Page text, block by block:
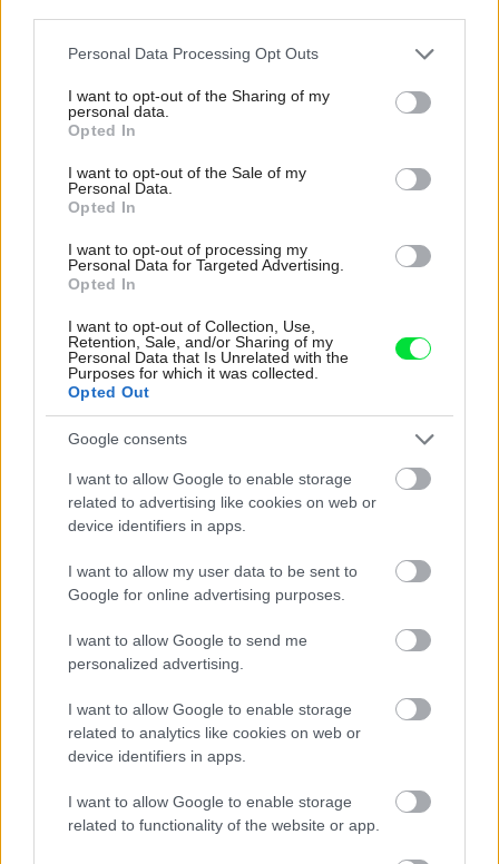
Please note that this website/app uses one or more Google
not limited to your visit or usage behaviour. You may click to
grant or deny consent to Google and its third-party tags to
use your data for below specified purposes in below Google
consent section.
Personal Data Processing Opt Outs
I want to opt-out of the Sharing of my
personal data.
Opted In
I want to opt-out of the Sale of my
Personal Data.
Opted In
I want to opt-out of processing my
Personal Data for Targeted Advertising.
Opted In
I want to opt-out of Collection, Use,
Retention, Sale, and/or Sharing of my
Personal Data that Is Unrelated with the
Purposes for which it was collected.
Opted Out
Google consents
I want to allow Google to enable storage
related to advertising like cookies on web or
device identifiers in apps.
I want to allow my user data to be sent to
Google for online advertising purposes.
I want to allow Google to send me
personalized advertising.
I want to allow Google to enable storage
related to analytics like cookies on web or
device identifiers in apps.
I want to allow Google to enable storage
related to functionality of the website or app.
Do garáže bez blamáže
Inšpirácie
spálňa,textil ,sivá
Re: Takto sa rieši málo úložného miesta. V tomto byte
stačil jeden prvok | Môjdom.sk
My napríklad labky utierame hneď pri dverách a doma pred dvere
používame tyčový ETA Terier…
Re: Takto sa rieši málo úložného miesta. V tomto byte
stačil jeden prvok | Môjdom.sk